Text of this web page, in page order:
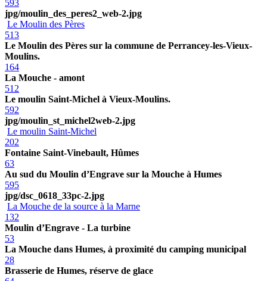
593
jpg/moulin_des_peres2_web-2.jpg
Le Moulin des Pères
513
Le Moulin des Pères sur la commune de Perrancey-les-Vieux-
Moulins.
164
La Mouche - amont
512
Le moulin Saint-Michel à Vieux-Moulins.
592
jpg/moulin_st_michel2web-2.jpg
Le moulin Saint-Michel
202
Fontaine Saint-Vinebault, Hûmes
63
Au sud du Moulin d’Engrave sur la Mouche à Humes
595
jpg/dsc_0618_33pc-2.jpg
La Mouche de la source à la Marne
132
Moulin d’Engrave - La turbine
53
La Mouche dans Humes, à proximité du camping municipal
28
Brasserie de Humes, réserve de glace